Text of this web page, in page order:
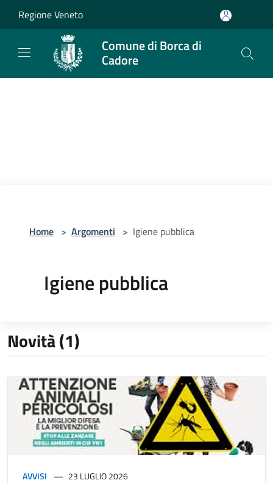
Regione Veneto
Comune di Borca di
Cadore
Home > Argomenti > Igiene pubblica
Igiene pubblica
Novità (1)
AVVISI 23 LUGLIO 2026